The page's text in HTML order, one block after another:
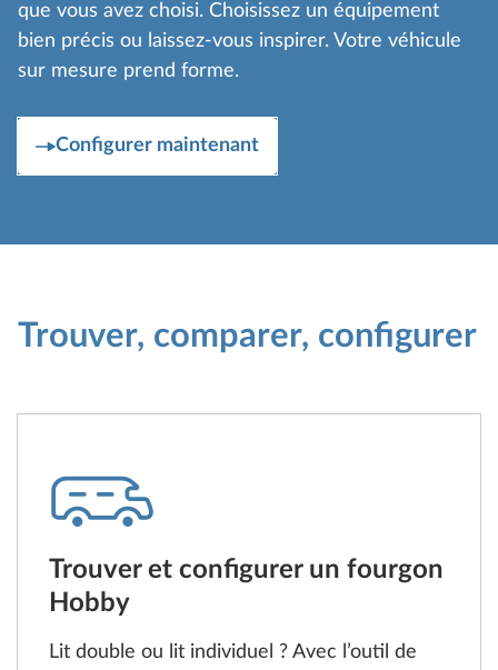
que vous avez choisi. Choisissez un équipement
bien précis ou laissez-vous inspirer. Votre véhicule
sur mesure prend forme.
Configurer maintenant
Trouver, comparer, configurer
Trouver et configurer un fourgon
Hobby
Lit double ou lit individuel ? Avec l’outil de